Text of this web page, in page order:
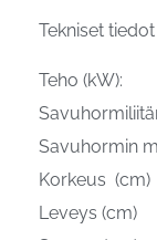
Tekniset tiedot
Teho
Savuhormin